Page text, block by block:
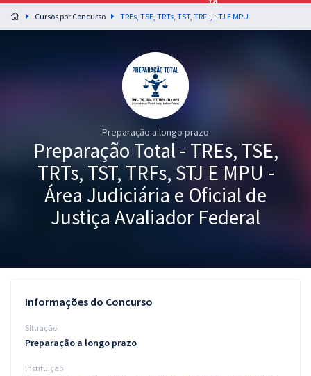
Preparação completa e intensiva para as principais
residências em saúde do Brasil
Graduação
Questões grátis
Conteúdo gratuito
Blog
Aprovados
Cursos por Concurso TREs, TSE, TRTs, TST, TRFs, STJ E MPU
Preparação a longo prazo
Preparação Total - TREs, TSE,
TRTs, TST, TRFs, STJ E MPU -
Área Judiciária e Oficial de
Justiça Avaliador Federal
Informações do Concurso
Situação
Preparação a longo prazo
Instituição